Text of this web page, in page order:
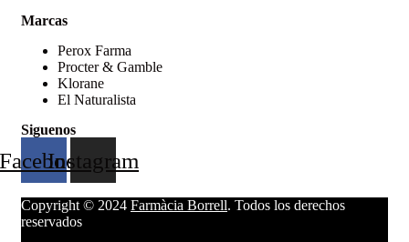
Marcas
Perox Farma
Procter & Gamble
Klorane
El Naturalista
Siguenos
Instagram
Copyright © 2024 Farmàcia Borrell. Todos los derechos
reservados